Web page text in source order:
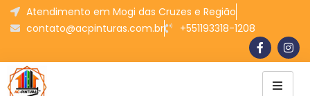
Atendimento em Mogi das Cruzes e Região
contato@acpinturas.com.br
+551193318-1208